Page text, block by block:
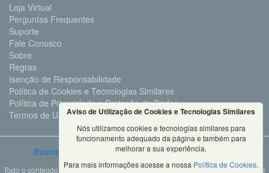
Loja Virtual
Perguntas Frequentes
Suporte
Fale Conosco
Sobre
Regras
Isenção de Responsabilidade
Política de Cookies e Tecnologias Similares
Política de Privacidade e Proteção de Dados
Termos de Uso
Bastter.com 2001 ©Todos os Direitos Reservados
Todo o conteúdo deste site é propriedade da Bastter.com, sendo expressamente
Aviso de Utilização de Cookies e Tecnologias Similares
Nós utilizamos cookies e tecnologias similares para
funcionamento adequado da página e também para
melhorar a sua experiência.
Para mais informações acesse a nossa Política de Cookies.